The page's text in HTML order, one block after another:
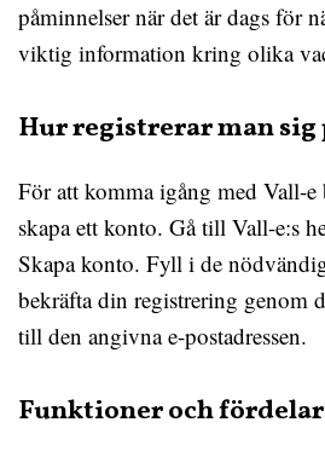
påminnelser när det är dags för
viktig information kring olika
Hur registrerar man sig
För att komma igång med Vall-e
skapa ett konto. Gå till Vall-e:s
Skapa konto. Fyll i de
bekräfta din registrering genom
till den angivna e-postadressen.
Funktioner och fördelar